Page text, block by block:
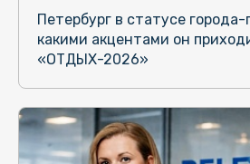
Петербург в статусе
какими акцентами он
«ОТДЫХ-2026»